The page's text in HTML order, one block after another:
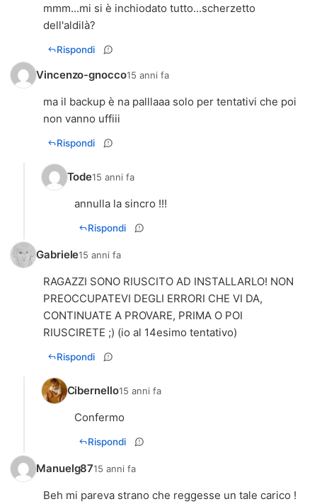
mmm...mi si è inchiodato tutto...scherzetto
dell'aldilà?
Rispondi
Vincenzo-gnocco15 anni fa
ma il backup è na palllaaa solo per tentativi che poi
non vanno uffiii
Rispondi
Tode15 anni fa
annulla la sincro !!!
Rispondi
Gabriele15 anni fa
RAGAZZI SONO RIUSCITO AD INSTALLARLO! NON
PREOCCUPATEVI DEGLI ERRORI CHE VI DA,
CONTINUATE A PROVARE, PRIMA O POI
RIUSCIRETE ;) (io al 14esimo tentativo)
Rispondi
Cibernello15 anni fa
Confermo
Rispondi
Manuelg8715 anni fa
Beh mi pareva strano che reggesse un tale carico !